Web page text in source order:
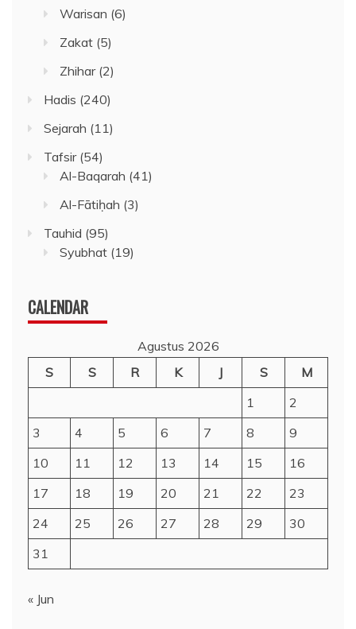
Warisan (6)
Zakat (5)
Zhihar(2)
Hadis (240)
Sejarah (11)
Tafsir(54)
Al-Baqarah (41)
Al-Fātiḥah (3)
Tauhid (95)
Syubhat (19)
CALENDAR
Agustus 2026
S
S R K J S
M
1
2
3
4 5 6 7 8
9
10
11 12 13 14 15
16
17
18 19 20 21 22
23
24
25 26 27 28 29
30
31
« Jun